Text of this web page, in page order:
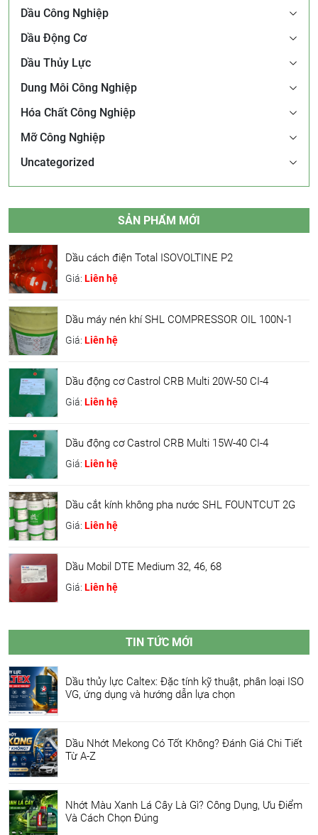
Dầu Công Nghiệp
Dầu Động Cơ
Dầu Thủy Lực
Dung Môi Công Nghiệp
Hóa Chất Công Nghiệp
Mỡ Công Nghiệp
Uncategorized
SẢN PHẨM MỚI
Dầu cách điện Total ISOVOLTINE P2
Giá: Liên hệ
Dầu máy nén khí SHL COMPRESSOR OIL 100N-1
Giá: Liên hệ
Dầu động cơ Castrol CRB Multi 20W-50 CI-4
Giá: Liên hệ
Dầu động cơ Castrol CRB Multi 15W-40 CI-4
Giá: Liên hệ
Dầu cắt kính không pha nước SHL FOUNTCUT 2G
Giá: Liên hệ
Dầu Mobil DTE Medium 32, 46, 68
Giá: Liên hệ
TIN TỨC MỚI
Dầu thủy lực Caltex: Đặc tính kỹ thuật, phân loại ISO
VG, ứng dụng và hướng dẫn lựa chọn
Dầu Nhớt Mekong Có Tốt Không? Đánh Giá Chi Tiết
Từ A-Z
Nhớt Màu Xanh Lá Cây Là Gì? Công Dụng, Ưu Điểm
Và Cách Chọn Đúng